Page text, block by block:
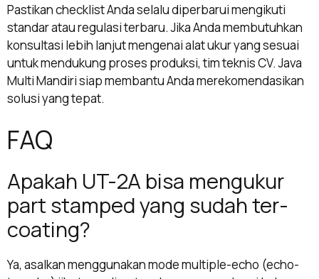
Pastikan checklist Anda selalu diperbarui mengikuti
standar atau regulasi terbaru. Jika Anda membutuhkan
konsultasi lebih lanjut mengenai alat ukur yang sesuai
untuk mendukung proses produksi, tim teknis CV. Java
Multi Mandiri siap membantu Anda merekomendasikan
solusi yang tepat.
FAQ
Apakah UT-2A bisa mengukur
part stamped yang sudah ter-
coating?
Ya, asalkan menggunakan mode multiple-echo (echo-